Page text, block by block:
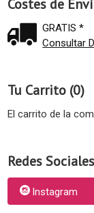
Costes de
GRATIS *
Consultar
Tu Carrito (0)
El carrito de la
Redes Sociales
Instagram